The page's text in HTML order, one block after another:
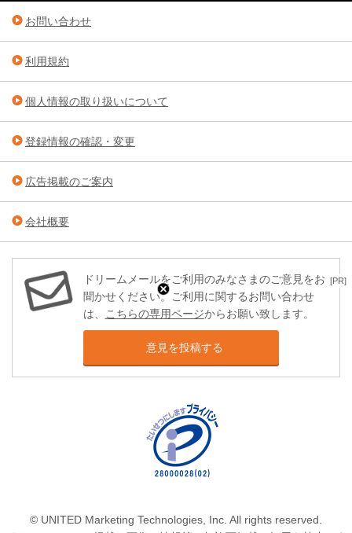
[PR]
お問い合わせ
利用規約
個人情報の取り扱いについて
登録情報の確認・変更
広告掲載のご案内
会社概要
ドリームメールをご利用のみなさまのご意見をお
聞かせください。ご利用に関するお問い合わせ
は、
こちらの専用ページからお願い致します。
意見を投稿する
© UNITED Marketing Technologies, Inc. All rights reserved.